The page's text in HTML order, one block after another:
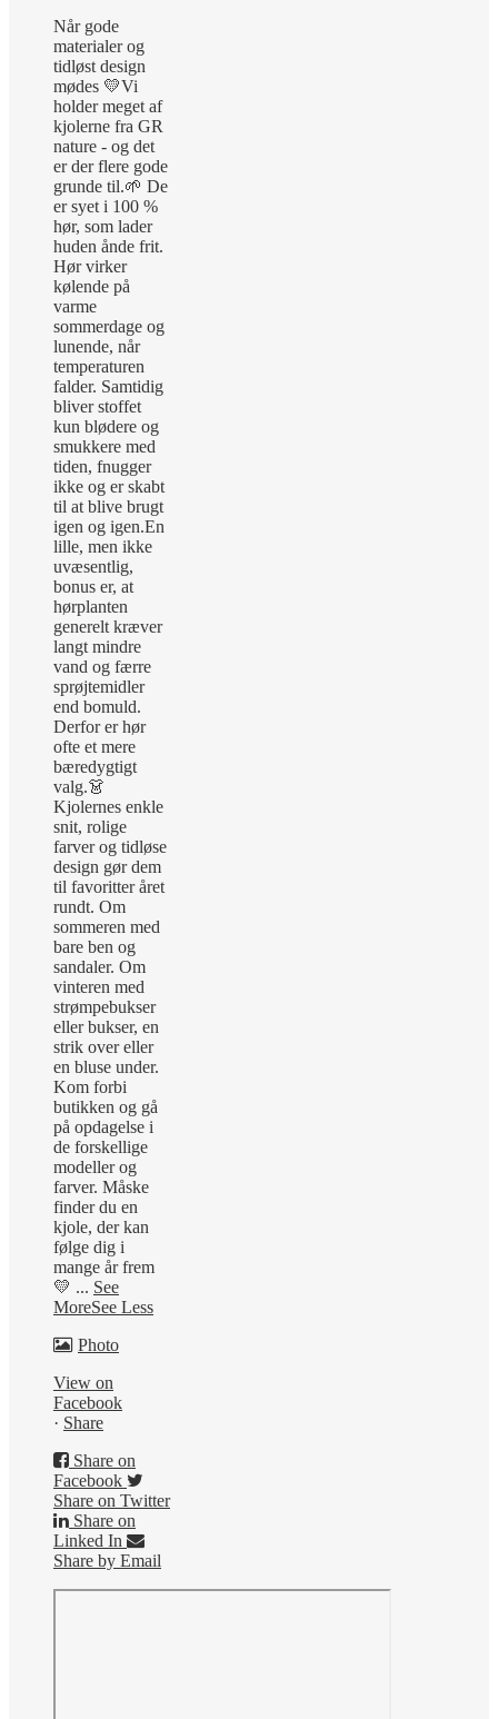
Når gode
materialer og
tidløst design
mødes 💛Vi
holder meget af
kjolerne fra GR
nature - og det
er der flere gode
grunde til.🌱 De
er syet i 100 %
hør, som lader
huden ånde frit.
Hør virker
kølende på
varme
sommerdage og
lunende, når
temperaturen
falder. Samtidig
bliver stoffet
kun blødere og
smukkere med
tiden, fnugger
ikke og er skabt
til at blive brugt
igen og igen.En
lille, men ikke
uvæsentlig,
bonus er, at
hørplanten
generelt kræver
langt mindre
vand og færre
sprøjtemidler
end bomuld.
Derfor er hør
ofte et mere
bæredygtigt
valg.👗
Kjolernes enkle
snit, rolige
farver og tidløse
design gør dem
til favoritter året
rundt. Om
sommeren med
bare ben og
sandaler. Om
vinteren med
strømpebukser
eller bukser, en
strik over eller
en bluse under.
Kom forbi
butikken og gå
på opdagelse i
de forskellige
modeller og
farver. Måske
finder du en
kjole, der kan
følge dig i
mange år frem
💛 ... See
MoreSee Less
Photo
View on
Facebook
· Share
Share on
Facebook
Share on Twitter
Share on
Linked In
Share by Email